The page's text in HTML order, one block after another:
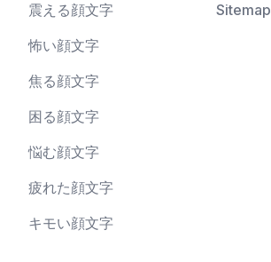
震える顔文字
怖い顔文字
焦る顔文字
困る顔文字
悩む顔文字
疲れた顔文字
キモい顔文字
Sitemap